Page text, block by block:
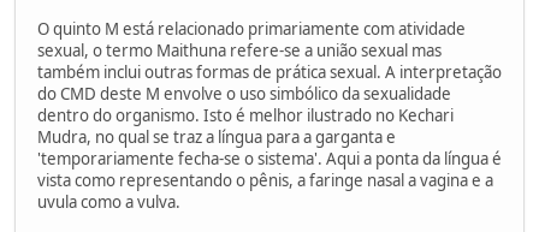
O quinto M está relacionado primariamente com atividade
sexual, o termo Maithuna refere-se a união sexual mas
também inclui outras formas de prática sexual. A interpretação
do CMD deste M envolve o uso simbólico da sexualidade
dentro do organismo. Isto é melhor ilustrado no Kechari
Mudra, no qual se traz a língua para a garganta e
'temporariamente fecha-se o sistema'. Aqui a ponta da língua é
vista como representando o pênis, a faringe nasal a vagina e a
uvula como a vulva.